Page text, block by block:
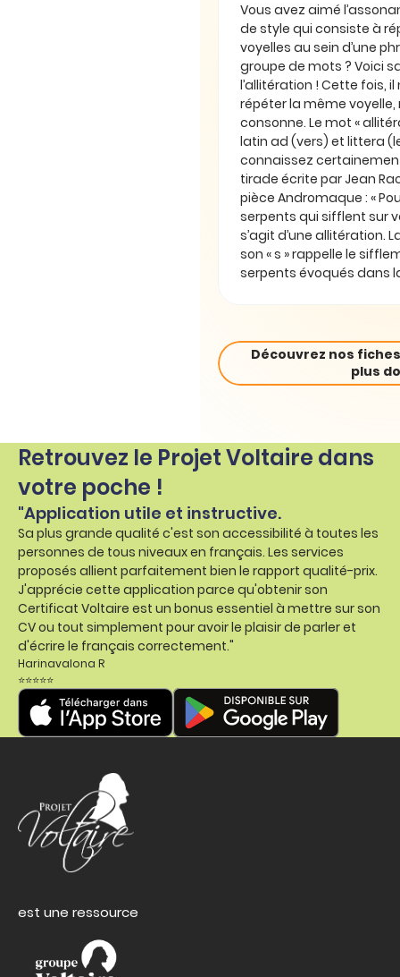
Vous avez aimé
de style qui consiste à
voyelles au sein d’une
groupe de mots ? Voici
l’allitération ! Cette fois, il
répéter la même
consonne. Le mot «
latin ad (vers) et littera
connaissez
tirade écrite par Jean
pièce Andromaque : «
serpents qui sifflent sur
s’agit d’une allitération.
son « s » rappelle le
serpents évoqués dans
Découvrez nos
plus
Retrouvez le Projet Voltaire dans
votre poche !
"Application utile et instructive.
Sa plus grande qualité c'est son accessibilité à toutes les
personnes de tous niveaux en français. Les services
proposés allient parfaitement bien le rapport qualité-prix.
J'apprécie cette application parce qu'obtenir son
Certificat Voltaire est un bonus essentiel à mettre sur son
CV ou tout simplement pour avoir le plaisir de parler et
d'écrire le français correctement."
Harinavalona R
⭐⭐⭐⭐⭐
est une ressource